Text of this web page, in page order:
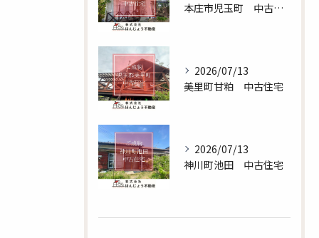
本庄市児玉町 中古住宅
2026/07/13
美里町甘粕 中古住宅
2026/07/13
神川町池田 中古住宅
無料査定のお申し込みはこちら